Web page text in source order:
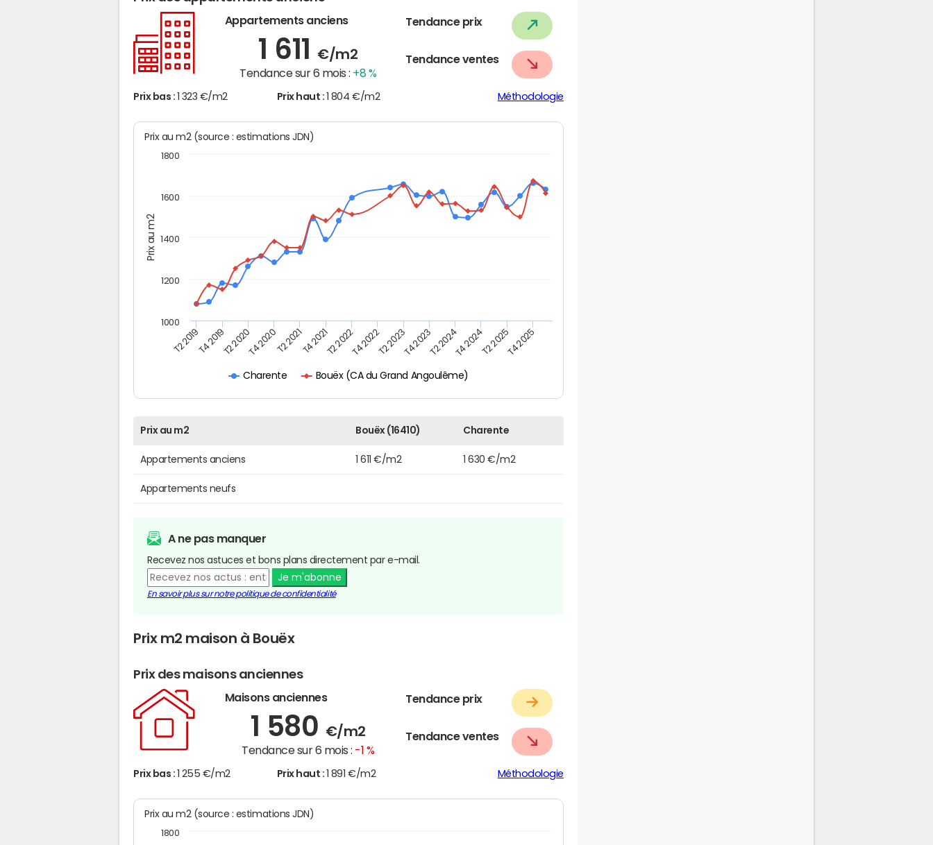
Appartements anciens
1 611 €/m2
Tendance sur 6 mois : +8 %
Tendance prix
Tendance ventes
Prix bas : 1 323 €/m2 Prix haut : 1 804 €/m2 Méthodologie
Prix au m2
Prix au m2 (source : estimations JDN)
Charente Bouëx (CA du Grand Angoulême)
T2 2019T4 2019T2 2020T4 2020T2 2021T4 2021T2 2022T4 2022T2 2023T4 2023T2 2024T4 2024T2 2025T4 2025
1000
1200
1400
1600
1800
Prix au m2 Bouëx (16410) Charente
Appartements anciens 1 611 €/m2 1 630 €/m2
Appartements neufs
A ne pas manquer
Recevez nos astuces et bons plans directement par e-mail.
Je m'abonne
En savoir plus sur notre politique de confidentialité
Prix m2 maison à Bouëx
Prix des maisons anciennes
Maisons anciennes
1 580 €/m2
Tendance sur 6 mois : -1 %
Tendance prix
Tendance ventes
Prix bas : 1 255 €/m2 Prix haut : 1 891 €/m2 Méthodologie
Prix au m2 (source : estimations JDN)
1800